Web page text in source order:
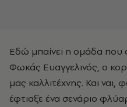
Εδώ μπαίνει η ομάδα που
Φωκάς Ευαγγελινός, ο
μας καλλιτέχνης. Και ναι,
έφτιαξε ένα σενάριο